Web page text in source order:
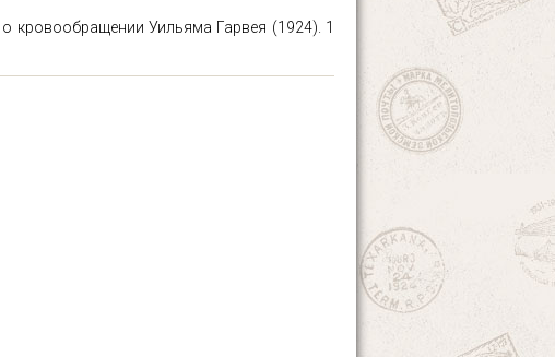
кровообращении Уильяма Гарвея (1924). 1